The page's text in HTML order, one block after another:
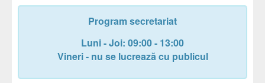
Conducere
Comisii
Cadre didactice
Program secretariat
Luni - Joi: 09:00 - 13:00
Vineri - nu se lucrează cu publicul